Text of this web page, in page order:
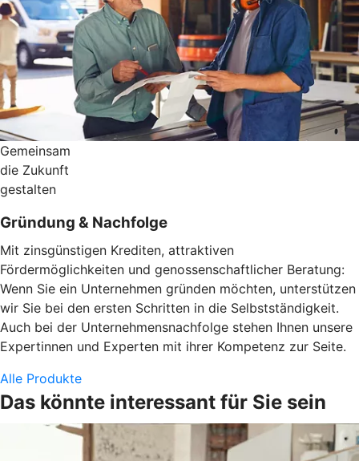
Gemeinsam
die Zukunft
gestalten
Gründung & Nachfolge
Mit zinsgünstigen Krediten, attraktiven
Fördermöglichkeiten und genossenschaftlicher Beratung:
Wenn Sie ein Unternehmen gründen möchten, unterstützen
wir Sie bei den ersten Schritten in die Selbstständigkeit.
Auch bei der Unternehmensnachfolge stehen Ihnen unsere
Expertinnen und Experten mit ihrer Kompetenz zur Seite.
Alle Produkte
Das könnte interessant für Sie sein